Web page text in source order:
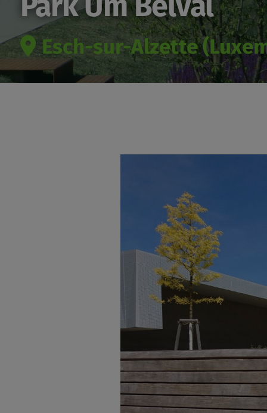
Esch-sur-Alzette